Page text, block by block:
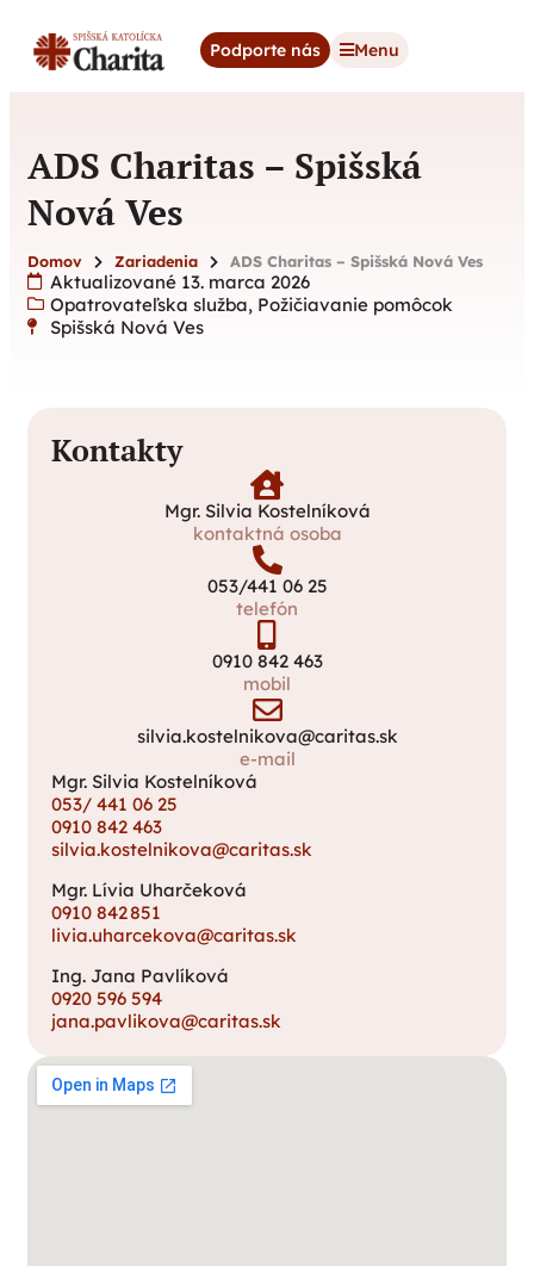
Podporte nás Menu
ADS Charitas – Spišská
Nová Ves
Domov Zariadenia ADS Charitas – Spišská Nová Ves
Aktualizované 13. marca 2026
Opatrovateľska služba, Požičiavanie pomôcok
Spišská Nová Ves
Kontakty
Mgr. Silvia Kostelníková
kontaktná osoba
053/441 06 25
telefón
0910 842 463
mobil
silvia.kostelnikova@caritas.sk
e-mail
Mgr. Silvia Kostelníková
053/ 441 06 25
0910 842 463
silvia.kostelnikova@caritas.sk
Mgr. Lívia Uharčeková
0910 842 851
livia.uharcekova@caritas.sk
Ing. Jana Pavlíková
0920 596 594
jana.pavlikova@caritas.sk